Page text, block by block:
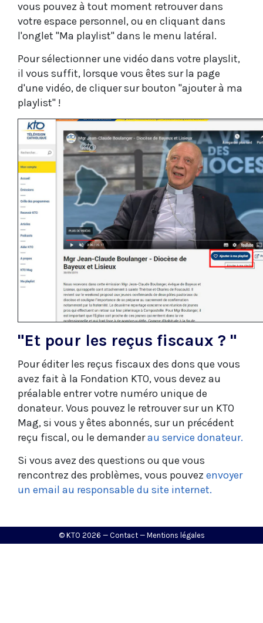
vous pouvez à tout moment retrouver dans
votre espace personnel, ou en cliquant dans
l'onglet "Ma playlist" dans le menu latéral.
Pour sélectionner une vidéo dans votre playslit,
il vous suffit, lorsque vous êtes sur la page
d'une vidéo, de cliquer sur bouton "ajouter à ma
playlist" !
"Et pour les reçus fiscaux ? "
Pour éditer les reçus fiscaux des dons que vous
avez fait à la Fondation KTO, vous devez au
préalable entrer votre numéro unique de
donateur. Vous pouvez le retrouver sur un KTO
Mag, si vous y êtes abonnés, sur un précédent
reçu fiscal, ou le demanderau service donateur.
Si vous avez des questions ou que vous
rencontrez des problèmes, vous pouvez envoyer
un email au responsable du site internet.
© KTO 2026 — Contact— Mentions légales